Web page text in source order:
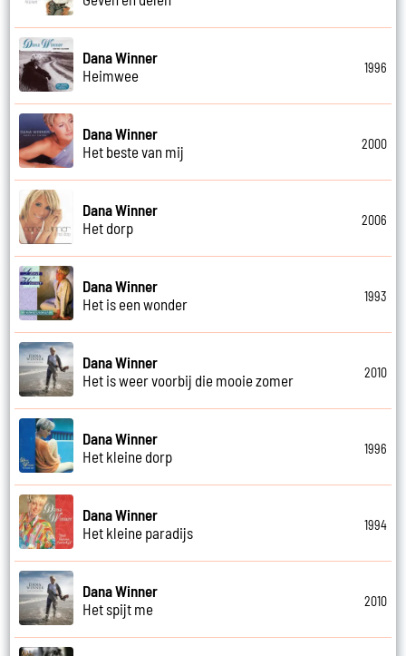
Dana Winner
Heimwee
1996
Dana Winner
Het beste van mij
2000
Dana Winner
Het dorp
2006
Dana Winner
Het is een wonder
1993
Dana Winner
Het is weer voorbij die mooie zomer
2010
Dana Winner
Het kleine dorp
1996
Dana Winner
Het kleine paradijs
1994
Dana Winner
Het spijt me
2010